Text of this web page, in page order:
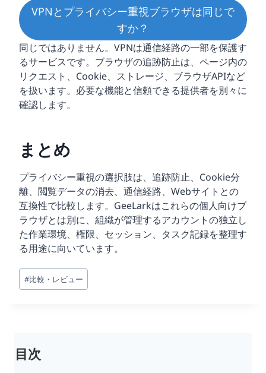
VPNとプライバシー重視ブラウザは同じで
すか？
同じではありません。VPNは通信経路の一部を保護す
るサービスです。ブラウザの追跡防止は、ページ内の
リクエスト、Cookie、ストレージ、ブラウザAPIなど
を扱います。必要な機能と信頼できる提供者を別々に
確認します。
まとめ
プライバシー重視の選択肢は、追跡防止、Cookie分
離、閲覧データの消去、通信経路、Webサイトとの
互換性で比較します。GeeLarkはこれらの個人向けブ
ラウザとは別に、組織が管理するアカウントの独立し
た作業環境、権限、セッション、タスク記録を整理す
る用途に向いています。
投
稿
#比較・レビュー
目次